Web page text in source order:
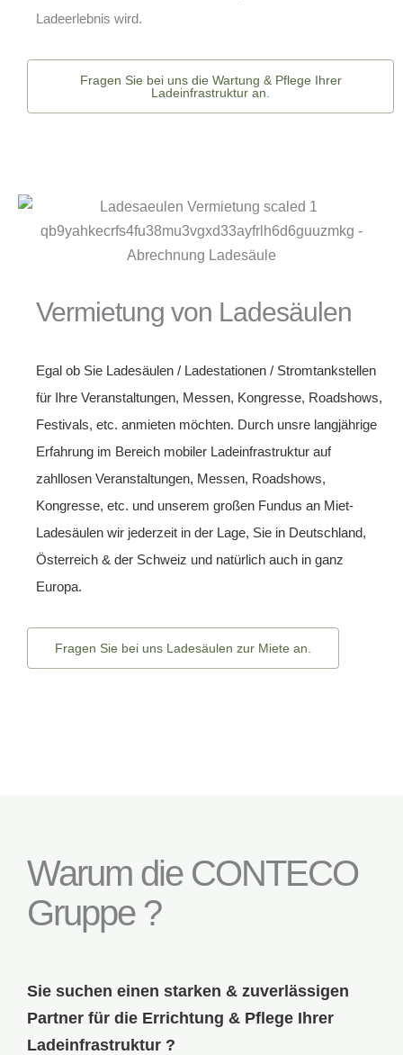
Ladeerlebnis wird.
Fragen Sie bei uns die Wartung & Pflege Ihrer
Ladeinfrastruktur an.
Vermietung von Ladesäulen
Egal ob Sie Ladesäulen / Ladestationen / Stromtankstellen
für Ihre Veranstaltungen, Messen, Kongresse, Roadshows,
Festivals, etc. anmieten möchten. Durch unsre langjährige
Erfahrung im Bereich mobiler Ladeinfrastruktur auf
zahllosen Veranstaltungen, Messen, Roadshows,
Kongresse, etc. und unserem großen Fundus an Miet-
Ladesäulen wir jederzeit in der Lage, Sie in Deutschland,
Österreich & der Schweiz und natürlich auch in ganz
Europa.
Fragen Sie bei uns Ladesäulen zur Miete an.
Warum die CONTECO
Gruppe ?
Sie suchen einen starken & zuverlässigen
Partner für die Errichtung & Pflege Ihrer
Ladeinfrastruktur ?